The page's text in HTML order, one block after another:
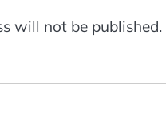
will not be published.